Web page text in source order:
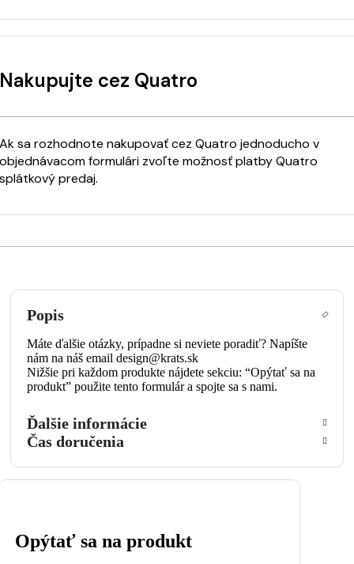
Nakupujte cez Quatro
Ak sa rozhodnote nakupovať cez Quatro jednoducho v
objednávacom formulári zvoľte možnosť platby Quatro
splátkový predaj.
Popis
Máte ďalšie otázky, prípadne si neviete poradiť? Napíšte
nám na náš email design@krats.sk
Nižšie pri každom produkte nájdete sekciu: “Opýtať sa na
produkt” použite tento formulár a spojte sa s nami.
Ďalšie informácie
Čas doručenia
Opýtať sa na produkt